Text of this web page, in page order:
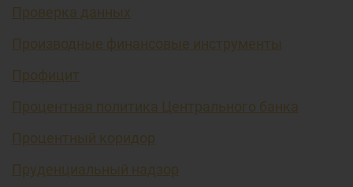
Проверка данных
Производные финансовые инструменты
Профицит
Процентная политика Центрального банка
Процентный коридор
Пруденциальный надзор